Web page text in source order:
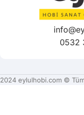
0532
2024 eylulhobi.com © Tüm